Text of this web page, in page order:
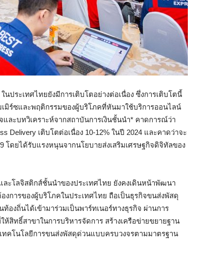
ประเทศไทยยังมีการเติบโตอย่างต่อเนื่อง ซึ่งการเติบโตนี้
มิร์ซและพฤติกรรมของผู้บริโภคที่หันมาใช้บริการออนไลน์
ละบทวิเคราะห์จากสถาบันการเงินชั้นนำ* คาดการณ์ว่า
Delivery เติบโตต่อเนื่อง 10-12% ในปี 2024 และคาดว่าจะ
โดยได้รับแรงหนุนจากนโยบายส่งเสริมเศรษฐกิจดิจิทัลของ
ะโลจิสติกส์ชั้นนำของประเทศไทย ยังคงเดินหน้าพัฒนา
การของผู้บริโภคในประเทศไทย ถือเป็นธุรกิจขนส่งพัสดุ
องถิ่นได้เข้ามาร่วมเป็นพาร์ทเนอร์ทางธุรกิจ ผ่านการ
สิทธิ์สาขาในการบริหารจัดการ สร้างเครือข่ายขยายฐาน
คโนโลยีการขนส่งพัสดุด่วนแบบครบวงจรตามมาตรฐาน